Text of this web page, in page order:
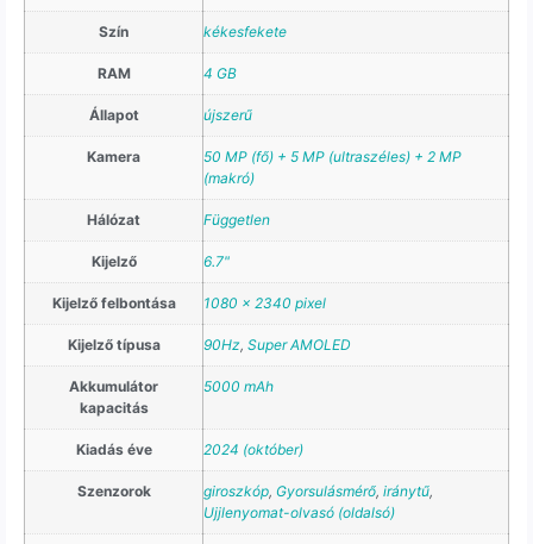
Szín kékesfekete
RAM 4 GB
Állapot újszerű
Kamera
50 MP (fő) + 5 MP (ultraszéles) + 2 MP
(makró)
Hálózat Független
Kijelző 6.7"
Kijelző felbontása 1080 x 2340 pixel
Kijelző típusa 90Hz, Super AMOLED
Akkumulátor
kapacitás
5000 mAh
Kiadás éve 2024 (október)
Szenzorok giroszkóp, Gyorsulásmérő, iránytű,
Ujjlenyomat-olvasó (oldalsó)